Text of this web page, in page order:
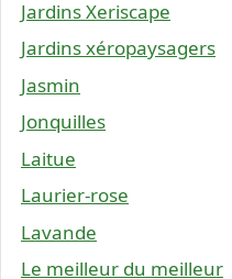
Jardins Xeriscape
Jardins xéropaysagers
Jasmin
Jonquilles
Laitue
Laurier-rose
Lavande
Le meilleur du meilleur